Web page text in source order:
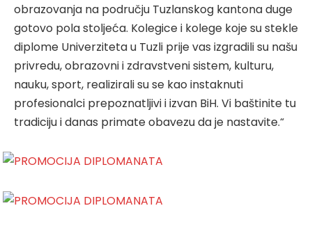
obrazovanja na području Tuzlanskog kantona duge
gotovo pola stoljeća. Kolegice i kolege koje su stekle
diplome Univerziteta u Tuzli prije vas izgradili su našu
privredu, obrazovni i zdravstveni sistem, kulturu,
nauku, sport, realizirali su se kao instaknuti
profesionalci prepoznatljivi i izvan BiH. Vi baštinite tu
tradiciju i danas primate obavezu da je nastavite.“